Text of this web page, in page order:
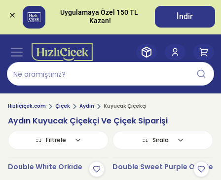
Uygulamaya Özel 150 TL
İndir
Hızlıçiçek.com Çiçek Aydın Kuyucak Çiçekçi
Aydın Kuyucak Çiçekçi Ve Çiçek Siparişi
Filtrele Sırala
Double White Orkide Double Sweet Purple Orkide